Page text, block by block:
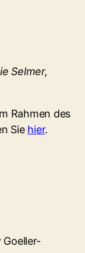
Selmer,
Rahmen des
Sie hier.
Goeller-